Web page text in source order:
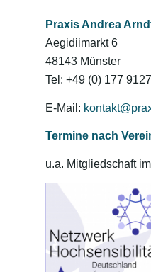
Praxis Andrea
Aegidiimarkt 6
48143 Münster
Tel: +49 (0) 177
E-Mail:
Termine nach
u.a. Mitgliedschaft im